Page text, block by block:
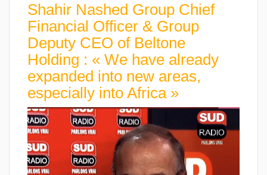
Shahir Nashed Group Chief
Financial Officer & Group
Deputy CEO of Beltone
Holding : « We have already
expanded into new areas,
especially into Africa »